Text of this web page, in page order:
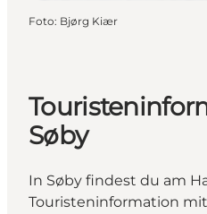
Foto: Bjørg Kiær
Søby
In Søby findest du am
Touristeninformation